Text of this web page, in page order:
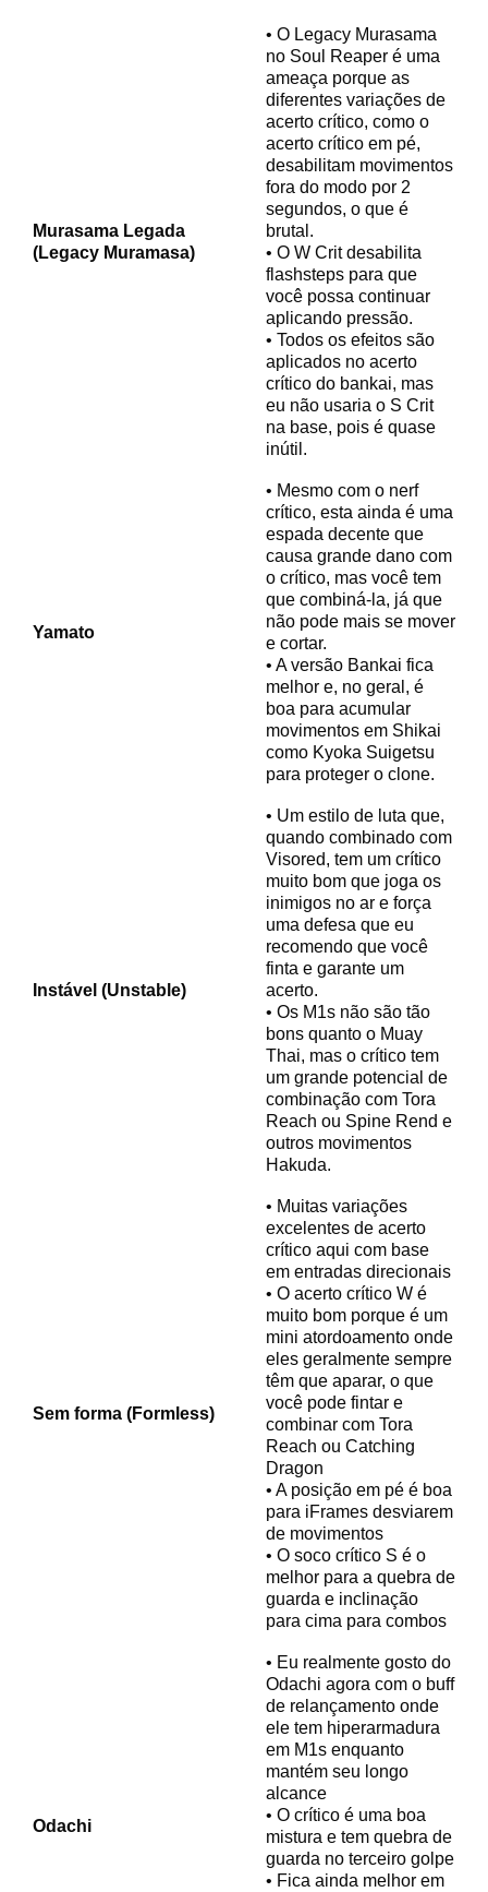
Murasama Legada
(Legacy Muramasa)
• O Legacy Murasama
no Soul Reaper é uma
ameaça porque as
diferentes variações de
acerto crítico, como o
acerto crítico em pé,
desabilitam movimentos
fora do modo por 2
segundos, o que é
brutal.
• O W Crit desabilita
flashsteps para que
você possa continuar
aplicando pressão.
• Todos os efeitos são
aplicados no acerto
crítico do bankai, mas
eu não usaria o S Crit
na base, pois é quase
inútil.
Yamato
• Mesmo com o nerf
crítico, esta ainda é uma
espada decente que
causa grande dano com
o crítico, mas você tem
que combiná-la, já que
não pode mais se mover
e cortar.
• A versão Bankai fica
melhor e, no geral, é
boa para acumular
movimentos em Shikai
como Kyoka Suigetsu
para proteger o clone.
Instável (Unstable)
• Um estilo de luta que,
quando combinado com
Visored, tem um crítico
muito bom que joga os
inimigos no ar e força
uma defesa que eu
recomendo que você
finta e garante um
acerto.
• Os M1s não são tão
bons quanto o Muay
Thai, mas o crítico tem
um grande potencial de
combinação com Tora
Reach ou Spine Rend e
outros movimentos
Hakuda.
Sem forma (Formless)
• Muitas variações
excelentes de acerto
crítico aqui com base
em entradas direcionais
• O acerto crítico W é
muito bom porque é um
mini atordoamento onde
eles geralmente sempre
têm que aparar, o que
você pode fintar e
combinar com Tora
Reach ou Catching
Dragon
• A posição em pé é boa
para iFrames desviarem
de movimentos
• O soco crítico S é o
melhor para a quebra de
guarda e inclinação
para cima para combos
Odachi
• Eu realmente gosto do
Odachi agora com o buff
de relançamento onde
ele tem hiperarmadura
em M1s enquanto
mantém seu longo
alcance
• O crítico é uma boa
mistura e tem quebra de
guarda no terceiro golpe
• Fica ainda melhor em